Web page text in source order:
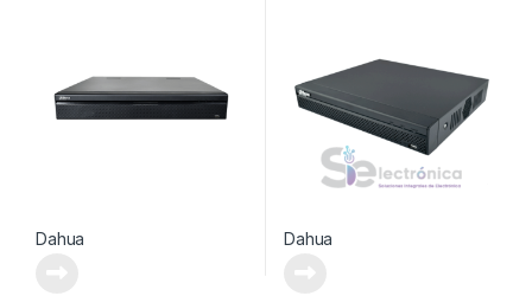
Dahua Dahua